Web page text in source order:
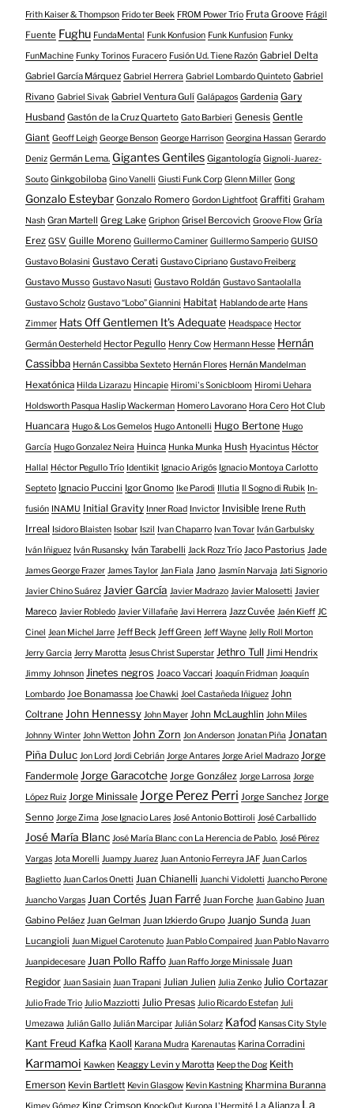
Frith Kaiser & Thompson Frido ter Beek FROM Power Trío Fruta Groove Frágil
Fuente Fughu FundaMental Funk Konfusion Funk Kunfusion Funky
FunMachine Funky Torinos Furacero Fusión Ud. Tiene Razón Gabriel Delta
Gabriel García Márquez Gabriel Herrera Gabriel Lombardo Quinteto Gabriel
Rivano Gabriel Sivak Gabriel Ventura Gulí Galápagos Gardenia Gary
Husband Gastón de la Cruz Quarteto Gato Barbieri Genesis Gentle
Giant Geoff Leigh George Benson George Harrison Georgina Hassan Gerardo
Deniz Germán Lema. Gigantes Gentiles Gigantología Gignoli-Juarez-
Souto Ginkgobiloba Gino Vanelli Giusti Funk Corp Glenn Miller Gong
Gonzalo Esteybar Gonzalo Romero Gordon Lightfoot Graffiti Graham
Nash Gran Martell Greg Lake Griphon Grisel Bercovich Groove Flow Gría
Erez GSV Guille Moreno Guillermo Caminer Guillermo Samperio GUISO
Gustavo Bolasini Gustavo Cerati Gustavo Cipriano Gustavo Freiberg
Gustavo Musso Gustavo Nasuti Gustavo Roldán Gustavo Santaolalla
Gustavo Scholz Gustavo “Lobo” Giannini Habitat Hablando de arte Hans
Zimmer Hats Off Gentlemen It's Adequate Headspace Hector
Germán Oesterheld Hector Pegullo Henry Cow Hermann Hesse Hernán
Cassibba Hernán Cassibba Sexteto Hernán Flores Hernán Mandelman
Hexatónica Hilda Lizarazu Hincapie Hiromi's Sonicbloom Hiromi Uehara
Holdsworth Pasqua Haslip Wackerman Homero Lavorano Hora Cero Hot Club
Huancara Hugo & Los Gemelos Hugo Antonelli Hugo Bertone Hugo
García Hugo Gonzalez Neira Huinca Hunka Munka Hush Hyacintus Héctor
Hallal Héctor Pegullo Trío Identikit Ignacio Arigós Ignacio Montoya Carlotto
Septeto Ignacio Puccini Igor Gnomo Ike Parodi Illutia Il Sogno di Rubik In-
fusión INAMU Initial Gravity Inner Road Invictor Invisible Irene Ruth
Irreal Isidoro Blaisten Isobar Iszil Ivan Chaparro Ivan Tovar Iván Garbulsky
Iván Iñiguez Iván Rusansky Iván Tarabelli Jack Rozz Trío Jaco Pastorius Jade
James George Frazer James Taylor Jan Fiala Jano Jasmín Narvaja Jati Signorio
Javier Chino Suárez Javier García Javier Madrazo Javier Malosetti Javier
Mareco Javier Robledo Javier Villafañe Javi Herrera Jazz Cuvée Jaén Kieff JC
Cinel Jean Michel Jarre Jeff Beck Jeff Green Jeff Wayne Jelly Roll Morton
Jerry Garcia Jerry Marotta Jesus Christ Superstar Jethro Tull Jimi Hendrix
Jimmy Johnson Jinetes negros Joaco Vaccari Joaquín Fridman Joaquín
Lombardo Joe Bonamassa Joe Chawki Joel Castañeda Iñiguez John
Coltrane John Hennessy John Mayer John McLaughlin John Miles
Johnny Winter John Wetton John Zorn Jon Anderson Jonatan Piña Jonatan
Piña Duluc Jon Lord Jordi Cebrián Jorge Antares Jorge Ariel Madrazo Jorge
Fandermole Jorge Garacotche Jorge González Jorge Larrosa Jorge
López Ruiz Jorge Minissale Jorge Perez Perri Jorge Sanchez Jorge
Senno Jorge Zima Jose Ignacio Lares José Antonio Bottiroli José Carballido
José María Blanc José María Blanc con La Herencia de Pablo. José Pérez
Vargas Jota Morelli Juampy Juarez Juan Antonio Ferreyra JAF Juan Carlos
Baglietto Juan Carlos Onetti Juan Chianelli Juanchi Vidoletti Juancho Perone
Juancho Vargas Juan Cortés Juan Farré Juan Forche Juan Gabino Juan
Gabino Peláez Juan Gelman Juan Izkierdo Grupo Juanjo Sunda Juan
Lucangioli Juan Miguel Carotenuto Juan Pablo Compaired Juan Pablo Navarro
Juanpidecesare Juan Pollo Raffo Juan Raffo Jorge Minissale Juan
Regidor Juan Sasiain Juan Trapani Julian Julien Julia Zenko Julio Cortazar
Julio Frade Trio Julio Mazziotti Julio Presas Julio Ricardo Estefan Juli
Umezawa Julián Gallo Julián Marcipar Julián Solarz Kafod Kansas City Style
Kant Freud Kafka Kaoll Karana Mudra Karenautas Karina Corradini
Karmamoi Kawken Keaggy Levin y Marotta Keep the Dog Keith
Emerson Kevin Bartlett Kevin Glasgow Kevin Kastning Kharmina Buranna
King Crimson La Alianza La